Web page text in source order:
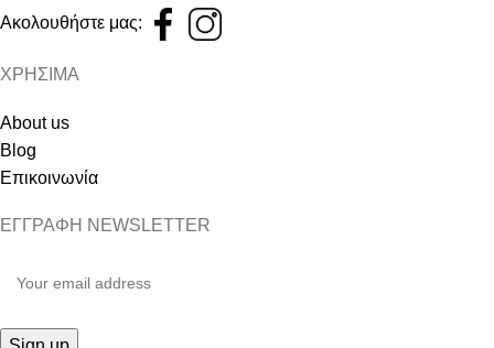
Ακολουθήστε μας:
ΧΡΗΣΙΜΑ
About us
Blog
Επικοινωνία
ΕΓΓΡΑΦΗ NEWSLETTER